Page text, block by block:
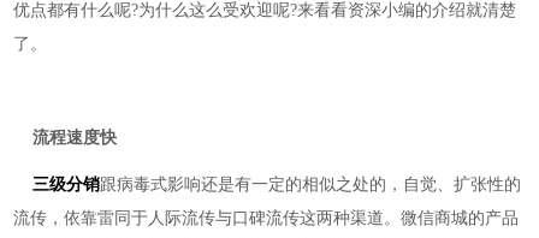
优点都有什么呢?为什么这么受欢迎呢?来看看资深小编的介绍就清楚
了。
流程速度快
三级分销跟病毒式影响还是有一定的相似之处的，自觉、扩张性的
流传，依靠雷同于人际流传与口碑流传这两种渠道。微信商城的产品